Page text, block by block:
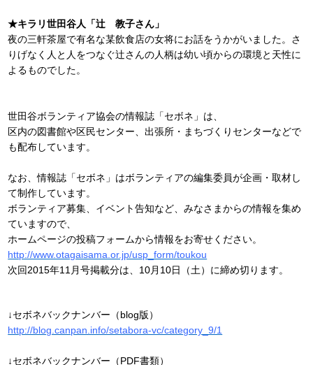
★キラリ世田谷人「辻 教子さん」
夜の三軒茶屋で有名な某飲食店の女将にお話をうかがいました。さ
りげなく人と人をつなぐ辻さんの人柄は幼い頃からの環境と天性に
よるものでした。
世田谷ボランティア協会の情報誌「セボネ」は、
区内の図書館や区民センター、出張所・まちづくりセンターなどで
も配布しています。
なお、情報誌「セボネ」はボランティアの編集委員が企画・取材し
て制作しています。
ボランティア募集、イベント告知など、みなさまからの情報を集め
ていますので、
ホームページの投稿フォームから情報をお寄せください。
http://www.otagaisama.or.jp/usp_form/toukou
次回2015年11月号掲載分は、10月10日（土）に締め切ります。
↓セボネバックナンバー（blog版）
http://blog.canpan.info/setabora-vc/category_9/1
↓セボネバックナンバー（PDF書類）